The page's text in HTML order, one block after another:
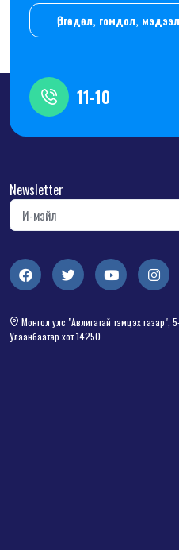
Өргөдөл, гомдол,
11-10
Newsletter
Монгол улс "Авлигатай тэмцэх газар",
Улаанбаатар хот 14250